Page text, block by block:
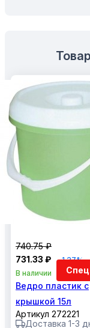
740.75 ₽
731.33 ₽
-1.27%
В наличии
Ведро пластик с
крышкой 15л
Артикул 272221
Доставка 1-3